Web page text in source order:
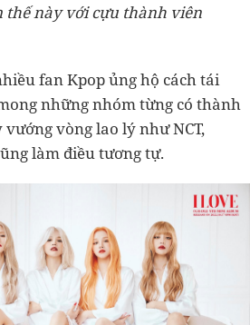
thế này với cựu thành viên
fan Kpop ủng hộ cách tái
những nhóm từng có thành
vòng lao lý như NCT,
làm điều tương tự.